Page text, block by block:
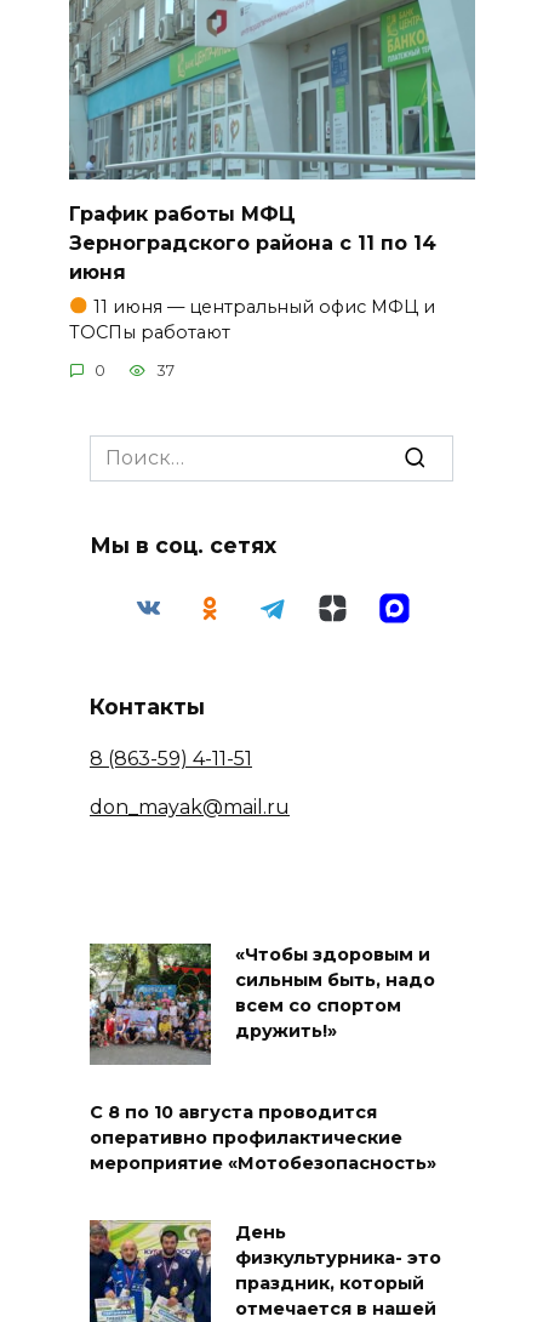
График работы МФЦ
Зерноградского района с 11 по 14
июня
11 июня — центральный офис МФЦ и
ТОСПы работают
0 37
Search
for:
Мы в соц. сетях
Контакты
8 (863-59) 4-11-51
don_mayak@mail.ru
«Чтобы здоровым и
сильным быть, надо
всем со спортом
дружить!»
С 8 по 10 августа проводится
оперативно профилактические
мероприятие «Мотобезопасность»
День
физкультурника- это
праздник, который
отмечается в нашей